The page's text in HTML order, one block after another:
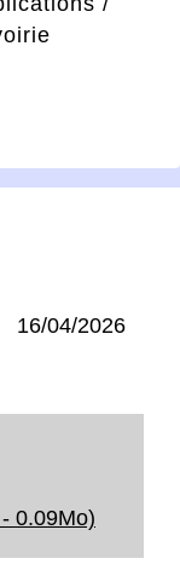
16/04/2026
0.09Mo)